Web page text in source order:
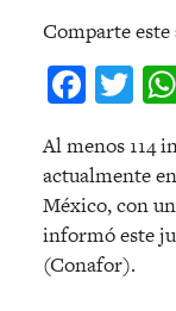
Comparte
Al menos 114
actualmente
México, con
informó este
(Conafor).